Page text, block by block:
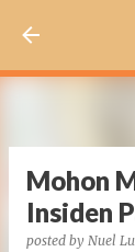
Mohon
Insiden
posted by Nuel